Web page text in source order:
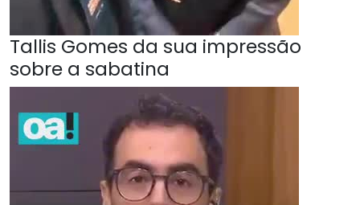
Tallis Gomes da sua impressão
sobre a sabatina